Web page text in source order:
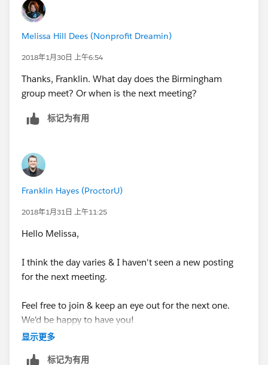
Melissa Hill Dees (Nonprofit Dreamin)
2018年1月30日 上午6:54
Thanks, Franklin. What day does the Birmingham
group meet? Or when is the next meeting?
标记为有用
Franklin Hayes (ProctorU)
2018年1月31日 上午11:25
Hello Melissa,
I think the day varies & I haven't seen a new posting
for the next meeting.
Feel free to join & keep an eye out for the next one.
We'd be happy to have you!
ps/GroupProfilePage?g=0F9300000001oGOCAY
显示更多
标记为有用